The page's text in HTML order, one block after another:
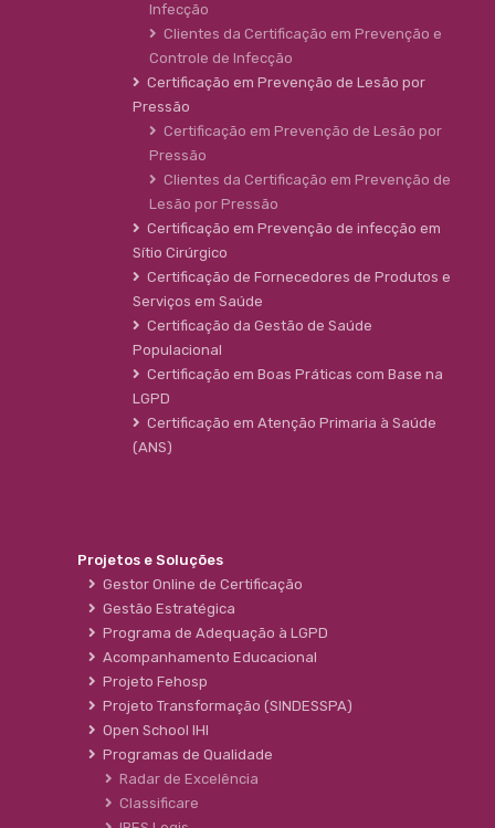
Infecção
Clientes da Certificação em Prevenção e
Controle de Infecção
Certificação em Prevenção de Lesão por
Pressão
Certificação em Prevenção de Lesão por
Pressão
Clientes da Certificação em Prevenção de
Lesão por Pressão
Certificação em Prevenção de infecção em
Sítio Cirúrgico
Certificação de Fornecedores de Produtos e
Serviços em Saúde
Certificação da Gestão de Saúde
Populacional
Certificação em Boas Práticas com Base na
LGPD
Certificação em Atenção Primaria à Saúde
(ANS)
Projetos e Soluções
Gestor Online de Certificação
Gestão Estratégica
Programa de Adequação à LGPD
Acompanhamento Educacional
Projeto Fehosp
Projeto Transformação (SINDESSPA)
Open School IHI
Programas de Qualidade
Radar de Excelência
Classificare